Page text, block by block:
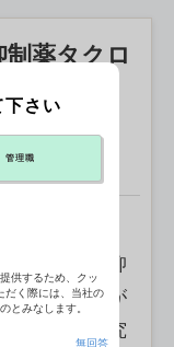
薬タクロ
患者に免疫抑
究で有効性が
成育医療研究
下さい
管理職
供するため、クッ
だく際には、当社の
とみなします。
無回答